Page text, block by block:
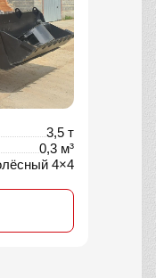
3,5 т
0,3 м³
4×4